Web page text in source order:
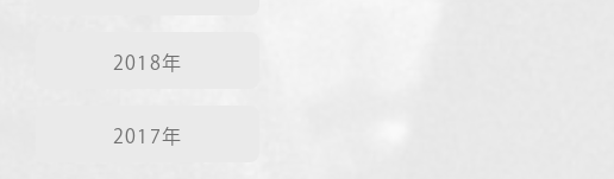
2018年
2017年